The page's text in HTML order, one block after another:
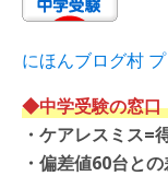
にほんブログ村
◆中学受験の窓
・ ケアレスミス=
・ 偏差値60台と